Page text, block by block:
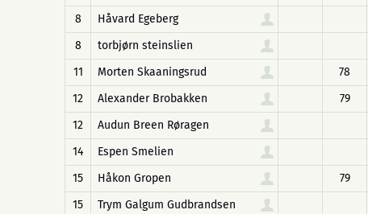
8
Håvard Egeberg
8
torbjørn steinslien
11
Morten Skaaningsrud
78
12
Alexander Brobakken
79
12
Audun Breen Røragen
14
Espen Smelien
15
Håkon Gropen
79
15
Trym Galgum Gudbrandsen